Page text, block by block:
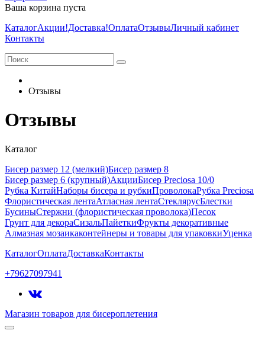
Ваша корзина пуста
КаталогАкции!Доставка!ОплатаОтзывыЛичный кабинет
Контакты
Отзывы
Отзывы
Каталог
Бисер размер 12 (мелкий)Бисер размер 8
Бисер размер 6 (крупный)АкцииБисер Preciosa 10/0
Рубка КитайНаборы бисера и рубкиПроволокаРубка Preciosa
Флористическая лентаАтласная лентаСтеклярусБлестки
БусиныСтержни (флористическая проволока)Песок
Грунт для декораСизальПайеткиФрукты декоративные
Алмазная мозаикаконтейнеры и товары для упаковкиУценка
КаталогОплатаДоставкаКонтакты
+79627097941
Магазин товаров для бисероплетения